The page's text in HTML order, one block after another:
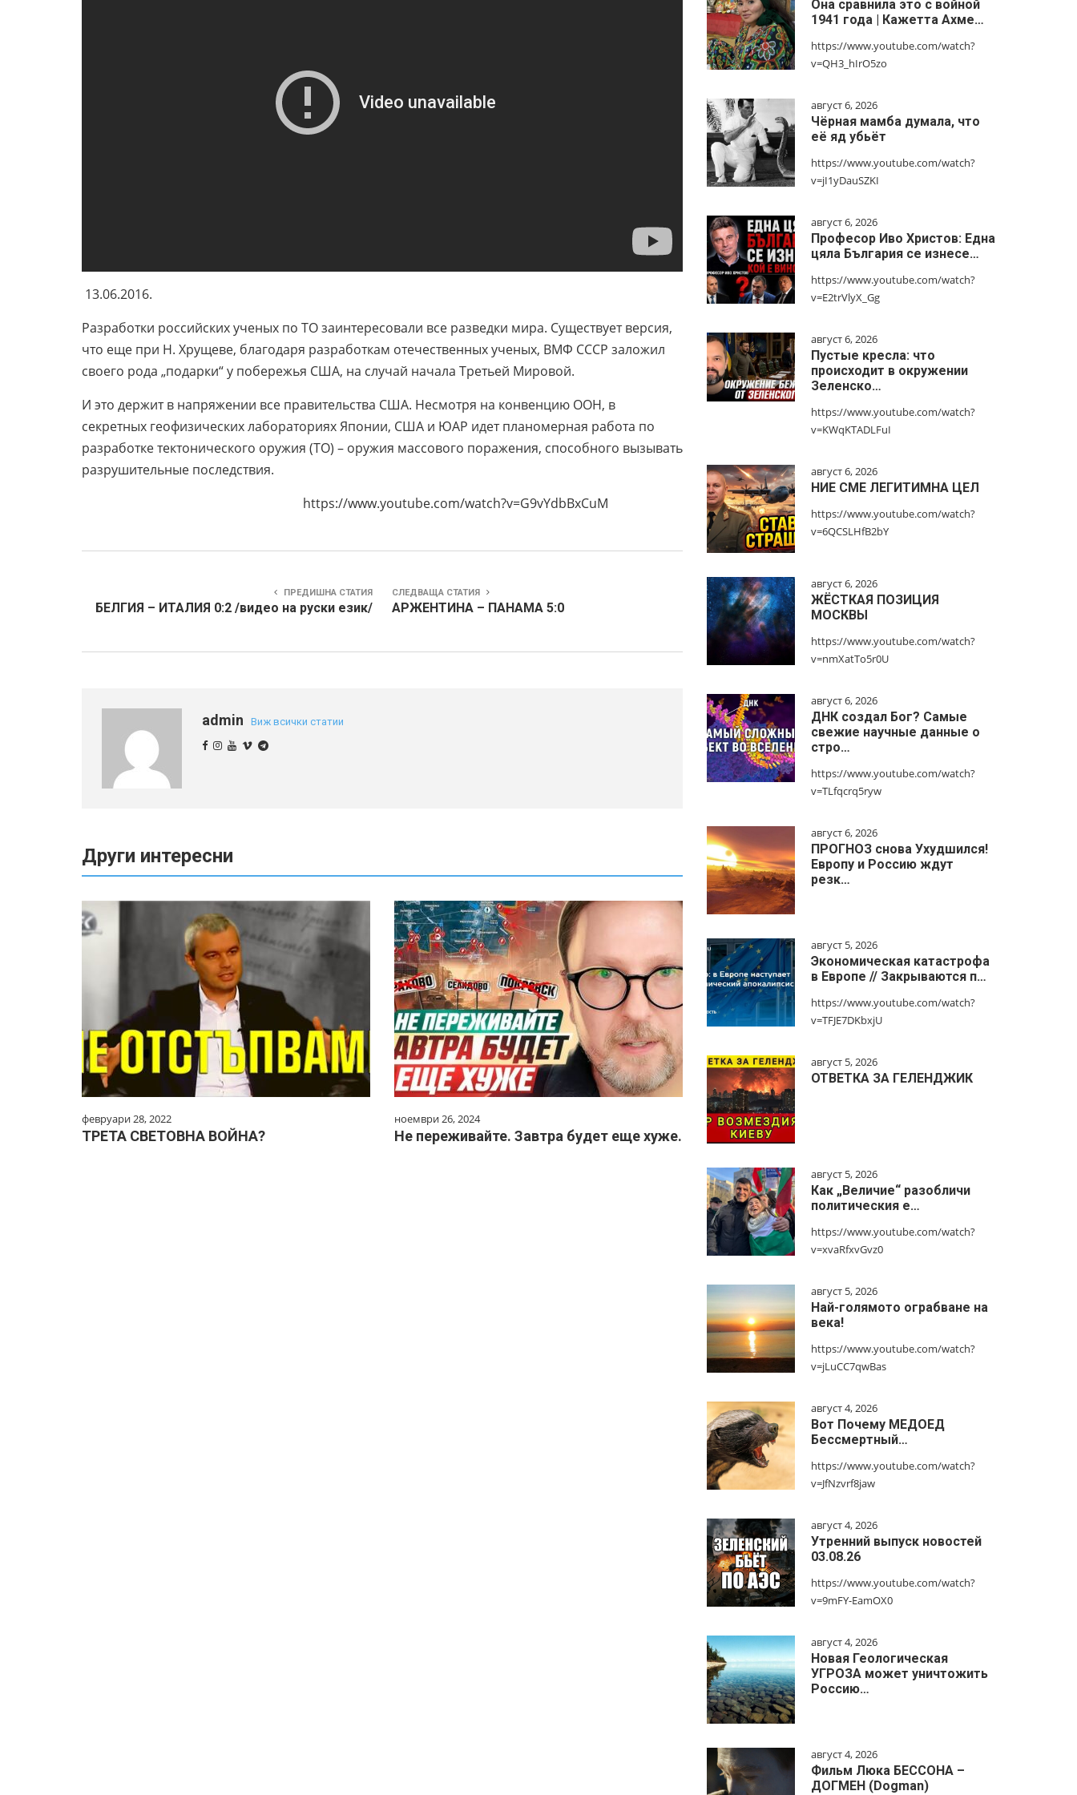
13.06.2016.
Разработки российских ученых по ТО заинтересовали все разведки мира. Существует версия,
что еще при Н. Хрущеве, благодаря разработкам отечественных ученых, ВМФ СССР заложил
своего рода „подарки“ у побережья США, на случай начала Третьей Мировой.
И это держит в напряжении все правительства США. Несмотря на конвенцию ООН, в
секретных геофизических лабораториях Японии, США и ЮАР идет планомерная работа по
разработке тектонического оружия (ТО) – opужия маccового поражeния, способного вызывать
разрушительные последствия.
https://www.youtube.com/watch?v=G9vYdbBxCuM
ПРЕДИШНА СТАТИЯ
БЕЛГИЯ – ИТАЛИЯ 0:2 /видео на руски език/
СЛЕДВАЩА СТАТИЯ
АРЖЕНТИНА – ПАНАМА 5:0
admin Виж всички статии
Други интересни
февруари 28, 2022
ТРЕТА СВЕТОВНА ВОЙНА?
ноември 26, 2024
Не переживайте. Завтра будет еще хуже.
Она сравнила это с войной
1941 года | Кажетта Ахме…
https://www.youtube.com/watch?
v=QH3_hIrO5zo
август 6, 2026
Чёрная мамба думала, что
её яд убьёт
https://www.youtube.com/watch?
v=jI1yDauSZKI
август 6, 2026
Професор Иво Христов: Една
цяла България се изнесе…
https://www.youtube.com/watch?
v=E2trVlyX_Gg
август 6, 2026
Пустые кресла: что
происходит в окружении
Зеленско…
https://www.youtube.com/watch?
v=KWqKTADLFuI
август 6, 2026
НИЕ СМЕ ЛЕГИТИМНА ЦЕЛ
https://www.youtube.com/watch?
v=6QCSLHfB2bY
август 6, 2026
ЖЁСТКАЯ ПОЗИЦИЯ
МОСКВЫ
https://www.youtube.com/watch?
v=nmXatTo5r0U
август 6, 2026
ДНК создал Бог? Самые
свежие научные данные о
стро…
https://www.youtube.com/watch?
v=TLfqcrq5ryw
август 6, 2026
ПРОГНОЗ снова Ухудшился!
Европу и Россию ждут
резк…
август 5, 2026
Экономическая катастрофа
в Европе // Закрываются п…
https://www.youtube.com/watch?
v=TFJE7DKbxjU
август 5, 2026
ОТВЕТКА ЗА ГЕЛЕНДЖИК
август 5, 2026
Как „Величие“ разобличи
политическия е…
https://www.youtube.com/watch?
v=xvaRfxvGvz0
август 5, 2026
Най-голямото ограбване на
века!
https://www.youtube.com/watch?
v=jLuCC7qwBas
август 4, 2026
Вот Почему МЕДОЕД
Бессмертный…
https://www.youtube.com/watch?
v=JfNzvrf8jaw
август 4, 2026
Утренний выпуск новостей
03.08.26
https://www.youtube.com/watch?
v=9mFY-EamOX0
август 4, 2026
Новая Геологическая
УГРОЗА может уничтожить
Россию…
август 4, 2026
Фильм Люка БЕССОНА –
ДОГМЕН (Dogman)